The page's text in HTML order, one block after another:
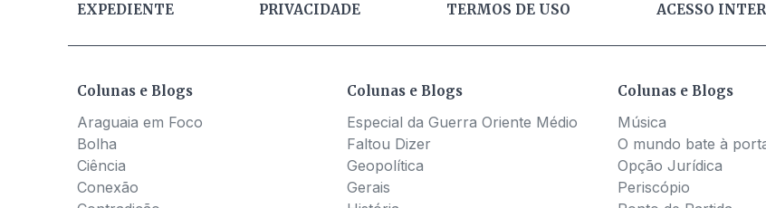
EXPEDIENTE PRIVACIDADE TERMOS DE USO ACESSO
Colunas e Blogs
Araguaia em Foco
Bolha
Ciência
Conexão
Colunas e Blogs
Especial da Guerra Oriente Médio
Faltou Dizer
Geopolítica
Gerais
Colunas e Blogs
Música
O mundo bate à
Opção Jurídica
Periscópio